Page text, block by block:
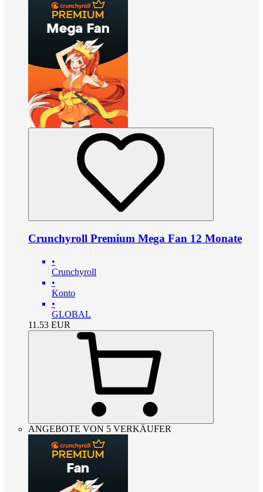
Crunchyroll Premium Mega Fan 12 Monate
•
Crunchyroll
•
Konto
•
GLOBAL
11.53 EUR
ANGEBOTE VON 5 VERKÄUFER